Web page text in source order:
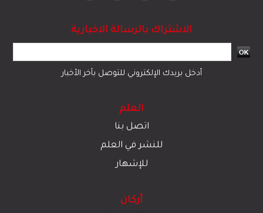
الاشتراك بالرسالة الاخبارية
أدخل بريدك الإلكتروني للتوصل بآخر الأخبار
العلم
اتصل بنا
للنشر في العلم
للإشهار
أركان